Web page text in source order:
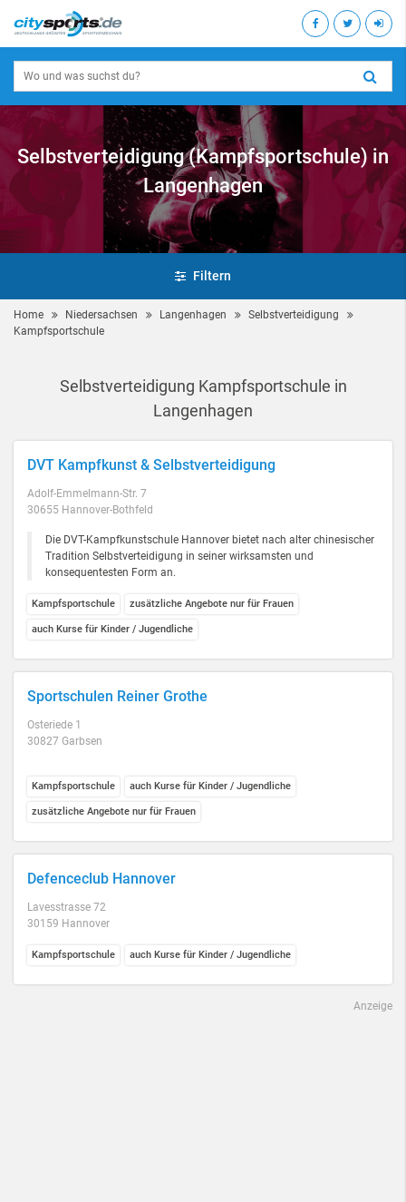
Selbstverteidigung (Kampfsportschule) in
Langenhagen
Filtern
Home Niedersachsen Langenhagen
Selbstverteidigung
Kampfsportschule
Selbstverteidigung Kampfsportschule in
Langenhagen
DVT Kampfkunst & Selbstverteidigung
Adolf-Emmelmann-Str. 7
30655 Hannover-Bothfeld
Die DVT-Kampfkunstschule Hannover bietet nach alter chinesischer
Tradition Selbstverteidigung in seiner wirksamsten und
konsequentesten Form an.
Kampfsportschule zusätzliche Angebote nur für Frauen
auch Kurse für Kinder / Jugendliche
Sportschulen Reiner Grothe
Osteriede 1
30827 Garbsen
Kampfsportschule auch Kurse für Kinder / Jugendliche
zusätzliche Angebote nur für Frauen
Defenceclub Hannover
Lavesstrasse 72
30159 Hannover
Kampfsportschule auch Kurse für Kinder / Jugendliche
Anzeige